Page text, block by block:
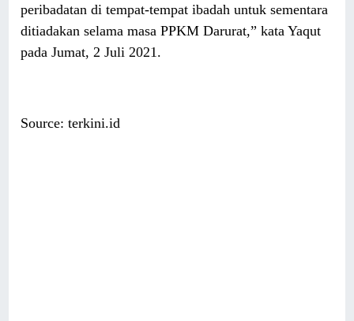
peribadatan di tempat-tempat ibadah untuk sementara
ditiadakan selama masa PPKM Darurat,” kata Yaqut
pada Jumat, 2 Juli 2021.
Source: terkini.id